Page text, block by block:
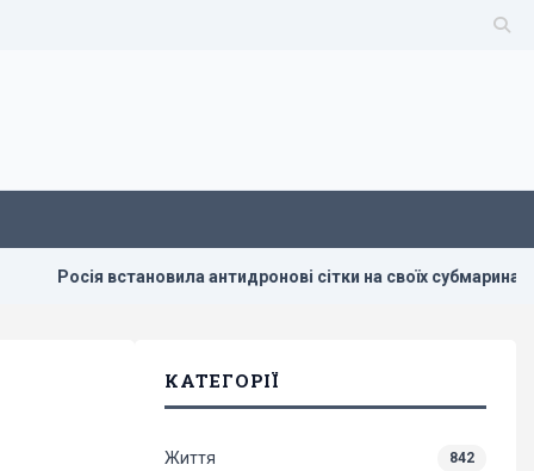
антидронові сітки на своїх субмаринах, розташованих за
КАТЕГОРІЇ
Життя 842